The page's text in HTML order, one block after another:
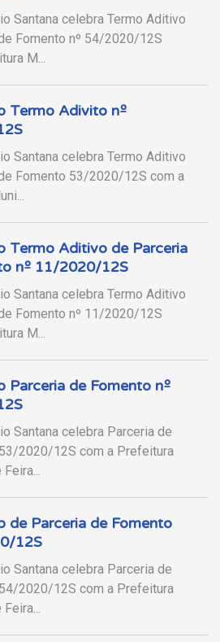
Santana celebra Termo Aditivo
Fomento nº 54/2020/12S
M...
Termo Adivito nº
Santana celebra Termo Aditivo
Fomento 53/2020/12S com a
Termo Aditivo de Parceria
nº 11/2020/12S
Santana celebra Termo Aditivo
Fomento nº 11/2020/12S
M...
Parceria de Fomento nº
Santana celebra Parceria de
2020/12S com a Prefeitura
de Parceria de Fomento
12S
Santana celebra Parceria de
2020/12S com a Prefeitura